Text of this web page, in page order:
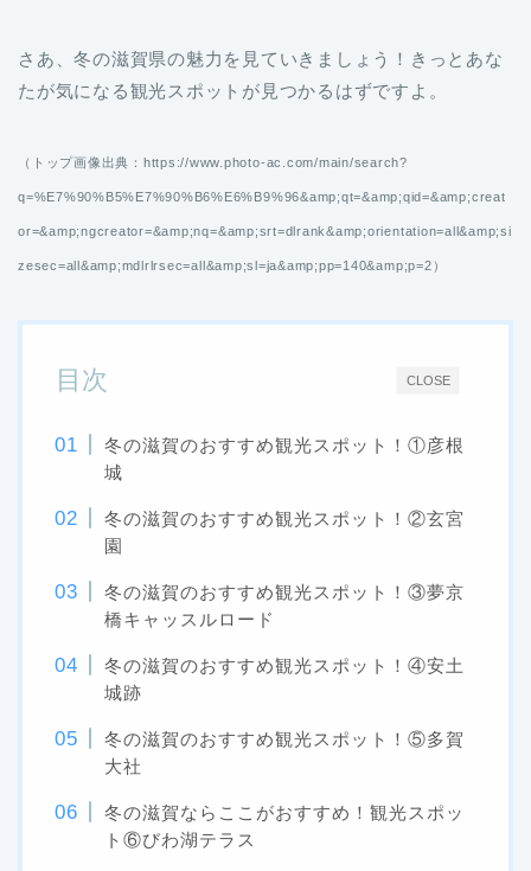
さあ、冬の滋賀県の魅力を見ていきましょう！きっとあな
たが気になる観光スポットが見つかるはずですよ。
（トップ画像出典：https://www.photo-ac.com/main/search?
q=%E7%90%B5%E7%90%B6%E6%B9%96&amp;qt=&amp;qid=&amp;creat
or=&amp;ngcreator=&amp;nq=&amp;srt=dlrank&amp;orientation=all&amp;si
zesec=all&amp;mdlrlrsec=all&amp;sl=ja&amp;pp=140&amp;p=2）
CLOSE
目次
冬の滋賀のおすすめ観光スポット！①彦根
城
冬の滋賀のおすすめ観光スポット！②玄宮
園
冬の滋賀のおすすめ観光スポット！③夢京
橋キャッスルロード
冬の滋賀のおすすめ観光スポット！④安土
城跡
冬の滋賀のおすすめ観光スポット！⑤多賀
大社
冬の滋賀ならここがおすすめ！観光スポッ
ト⑥びわ湖テラス